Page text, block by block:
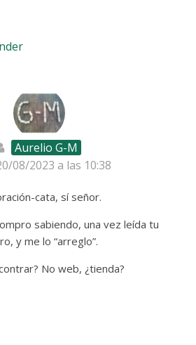
Aurelio G-M
08/2023 a las 10:38
cata, sí señor.
sabiendo, una vez leída tu
y me lo “arreglo”.
No web, ¿tienda?